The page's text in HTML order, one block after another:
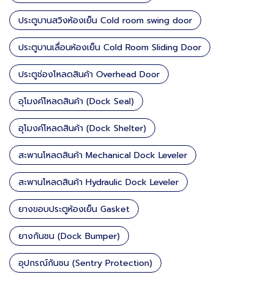
ประตูบานสวิงห้องเย็น Cold room swing door
ประตูบานเลื่อนห้องเย็น Cold Room Sliding Door
ประตูช่องโหลดสินค้า Overhead Door
อุโมงค์โหลดสินค้า (Dock Seal)
อุโมงค์โหลดสินค้า (Dock Shelter)
สะพานโหลดสินค้า Mechanical Dock Leveler
สะพานโหลดสินค้า Hydraulic Dock Leveler
ยางขอบประตูห้องเย็น Gasket
ยางกันชน (Dock Bumper)
อุปกรณ์กันชน (Sentry Protection)